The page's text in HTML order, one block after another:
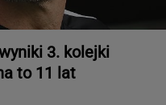
3. kolejki
to 11 lat